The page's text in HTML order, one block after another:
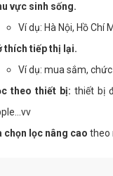
vực sinh sống.
Ví dụ: Hà Nội, Hồ Chí
thích tiếp thị lại.
Ví dụ: mua sắm,
theo thiết bị: thiết bị
chọn lọc nâng cao theo